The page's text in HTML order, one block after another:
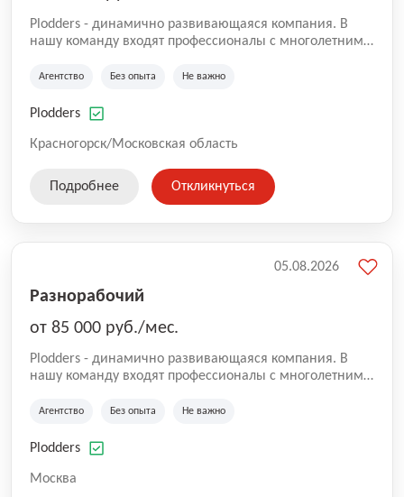
Plodders - динамично развивающаяся компания. В
нашу команду входят профессионалы с многолетним
на рынке аутсорсинга, а накопленный опыт позволяют
оказываемых услуг.
Агентство Без опыта Не важно
Plodders
Красногорск/Московская область
Подробнее Откликнуться
Разнорабочий
от 85 000 руб./мес.
Plodders - динамично развивающаяся компания. В
нашу команду входят профессионалы с многолетним
на рынке аутсорсинга, а накопленный опыт позволяют
оказываемых услуг.
Агентство Без опыта Не важно
Plodders
Москва
05.08.2026